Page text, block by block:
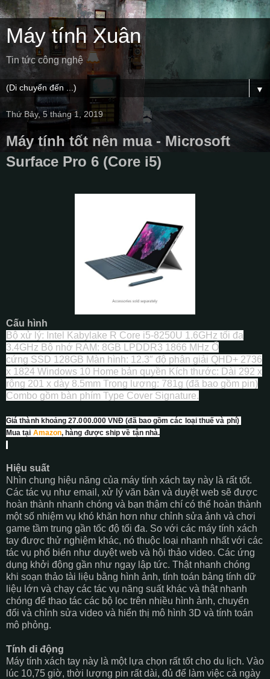
Máy tính Xuân
Tin tức công nghệ
▼
Thứ Bảy, 5 tháng 1, 2019
Máy tính tốt nên mua - Microsoft
Surface Pro 6 (Core i5)
Cấu hình
Bộ xử lý: Intel Kabylake R Core i5-8250U 1.6GHz tối đa
3.4GHz Bộ nhớ RAM: 8GB LPDDR3 1866 MHz Ổ
cứng SSD 128GB Màn hình: 12.3″ độ phân giải QHD+ 2736
x 1824 Windows 10 Home bản quyền Kích thước: Dài 292 x
rộng 201 x dày 8.5mm Trọng lượng: 781g (đã bao gồm pin)
Combo gồm bàn phím Type Cover Signature.
Giá thành khoảng 27.000.000 VNĐ (đã bao gồm các loại thuế và phí)
Mua tại Amazon, hàng được ship về tận nhà.
Hiệu suất
Nhìn chung hiệu năng của máy tính xách tay này là rất tốt.
Các tác vụ như email, xử lý văn bản và duyệt web sẽ được
hoàn thành nhanh chóng và bạn thậm chí có thể hoàn thành
một số nhiệm vụ khó khăn hơn như chỉnh sửa ảnh và chơi
game tầm trung gần tốc độ tối đa. So với các máy tính xách
tay được thử nghiệm khác, nó thuộc loại nhanh nhất với các
tác vụ phổ biến như duyệt web và hội thảo video. Các ứng
dụng khởi động gần như ngay lập tức. Thật nhanh chóng
khi soạn thảo tài liệu bằng hình ảnh, tính toán bảng tính dữ
liệu lớn và chạy các tác vụ năng suất khác và thật nhanh
chóng để thao tác các bộ lọc trên nhiều hình ảnh, chuyển
đổi và chỉnh sửa video và hiển thị mô hình 3D và tính toán
mô phỏng.
Tính di động
Máy tính xách tay này là một lựa chọn rất tốt cho du lịch. Vào
lúc 10,75 giờ, thời lượng pin rất dài, đủ để làm việc cả ngày